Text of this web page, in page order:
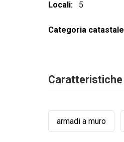
Locali 5
Categoria catastale
Caratteristiche
armadi a muro